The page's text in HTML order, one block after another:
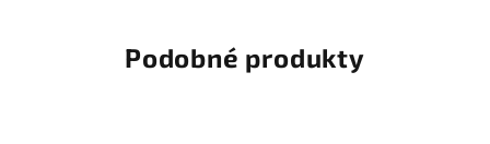
Podobné produkty